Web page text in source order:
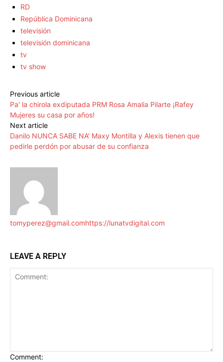
RD
República Dominicana
televisión
televisión dominicana
tv
tv show
Previous article
Pa' la chirola exdiputada PRM Rosa Amalia Pilarte ¡Rafey
Mujeres su casa por años!
Next article
Danilo NUNCA SABE NA' Maxy Montilla y Alexis tienen que
pedirle perdón por abusar de su confianza
tomyperez@gmail.comhttps://lunatvdigital.com
LEAVE A REPLY
Comment: